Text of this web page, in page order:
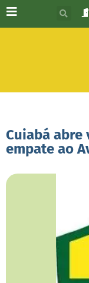
Cuiabá abre
empate ao